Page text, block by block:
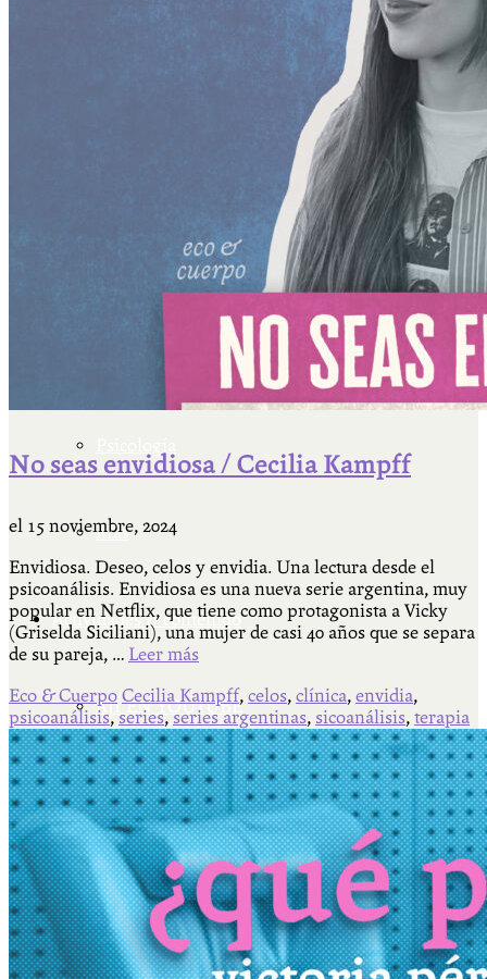
Escriben & participan
Más
Actividades & contenido
AJÍ EN YOUTUBE
Universidad Experimental 2022-2025
Feria del Libro Venado Tuerto 2022-2025
Facultad Libre Venado Tuerto 1990-1994
No seas envidiosa / Cecilia Kampff
el 15 noviembre, 2024
Envidiosa. Deseo, celos y envidia. Una lectura desde el
psicoanálisis. Envidiosa es una nueva serie argentina, muy
popular en Netflix, que tiene como protagonista a Vicky
(Griselda Siciliani), una mujer de casi 40 años que se separa
de su pareja, … Leer más
Eco & Cuerpo Cecilia Kampff, celos, clínica, envidia,
psicoanálisis, series, series argentinas, sicoanálisis, terapia